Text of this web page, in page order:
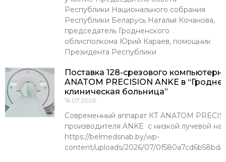
Республики Национального собрания
Республики Беларусь Наталья Кочанова,
председатель Гродненского
облисполкома Юрий Караев, помощник
Президента Республики
Поставка 128-срезового
ANATOM PRECISION ANKE в
клиническая больница”
16.07.2026
Современный аппарат КТ ANATOM
производителя ANKE с низкой лучевой
https://belmedsnab.by/wp-
content/uploads/2026/07/